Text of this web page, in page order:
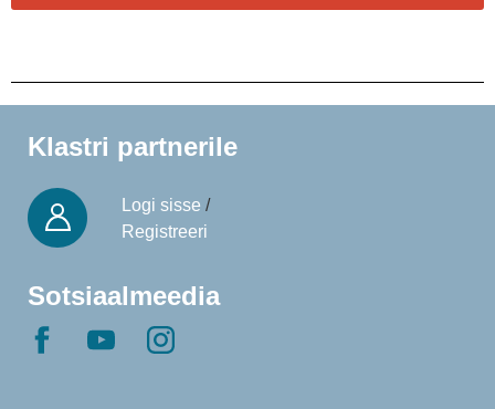
Klastri partnerile
Logi sisse /
Registreeri
Sotsiaalmeedia